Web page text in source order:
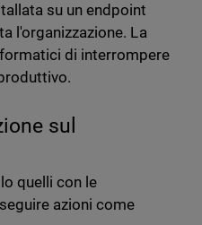
su un endpoint
l'organizzazione. La
di interrompere
sul
quelli con le
azioni come